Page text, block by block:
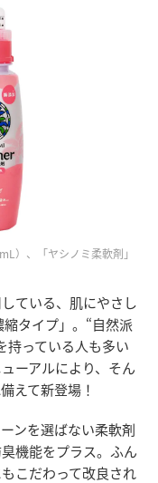
）、「ヤシノミ柔軟剤」
ている、肌にやさし
タイプ」。“自然派
持っている人も多い
ーアルにより、そん
えて新登場！
ンを選ばない柔軟剤
機能をプラス。ふん
こだわって改良され